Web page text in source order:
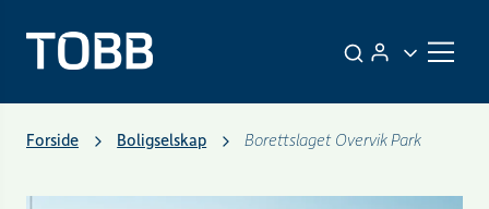
Forside Boligselskap Borettslaget Overvik Park